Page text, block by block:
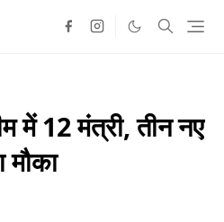
में 12 मंत्री, तीन नए
मौका